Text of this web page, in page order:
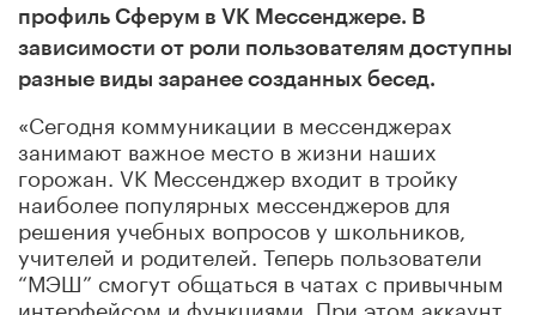
профиль Сферум в VK Мессенджере. В
зависимости от роли пользователям доступны
разные виды заранее созданных бесед.
«Сегодня коммуникации в мессенджерах
занимают важное место в жизни наших
горожан. VK Мессенджер входит в тройку
наиболее популярных мессенджеров для
решения учебных вопросов у школьников,
учителей и родителей. Теперь пользователи
“МЭШ” смогут общаться в чатах с привычным
интерфейсом и функциями. При этом аккаунт